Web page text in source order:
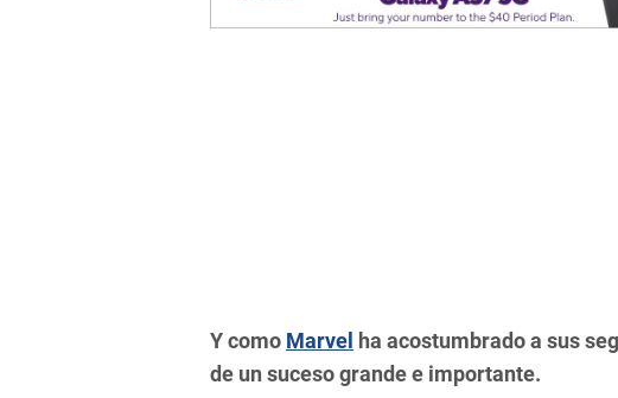
Y como Marvel ha acostumbrado a sus
de un suceso grande e importante.